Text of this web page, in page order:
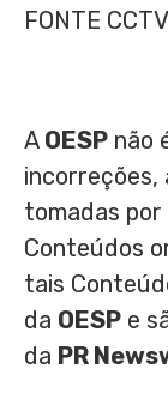
FONTE
A OESP não
incorreções,
tomadas por
Conteúdos
tais
da OESP e
da PR